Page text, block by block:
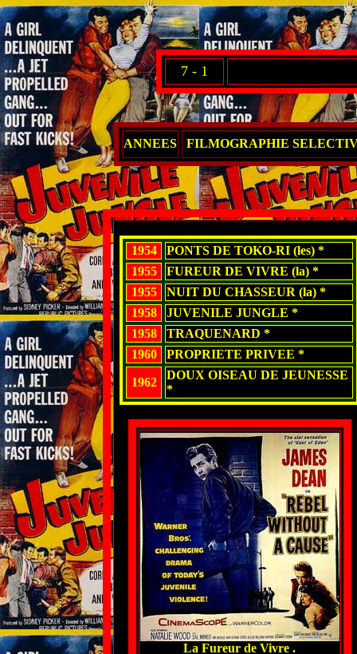
7 - 1
ANNEES FILMOGRAPHIE
1954
PONTS DE TOKO-RI (les) *
1955
FUREUR DE VIVRE (la) *
1955
NUIT DU CHASSEUR (la) *
1958
JUVENILE JUNGLE *
1958
TRAQUENARD *
1960
PROPRIETE PRIVEE *
1962
DOUX OISEAU DE JEUNESSE
*
La Fureur de Vivre .